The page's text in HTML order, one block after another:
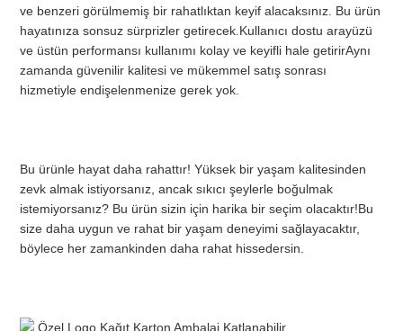
ve benzeri görülmemiş bir rahatlıktan keyif alacaksınız. Bu ürün
hayatınıza sonsuz sürprizler getirecek.Kullanıcı dostu arayüzü
ve üstün performansı kullanımı kolay ve keyifli hale getirirAynı
zamanda güvenilir kalitesi ve mükemmel satış sonrası
hizmetiyle endişelenmenize gerek yok.
Bu ürünle hayat daha rahattır! Yüksek bir yaşam kalitesinden
zevk almak istiyorsanız, ancak sıkıcı şeylerle boğulmak
istemiyorsanız? Bu ürün sizin için harika bir seçim olacaktır!Bu
size daha uygun ve rahat bir yaşam deneyimi sağlayacaktır,
böylece her zamankinden daha rahat hissedersin.